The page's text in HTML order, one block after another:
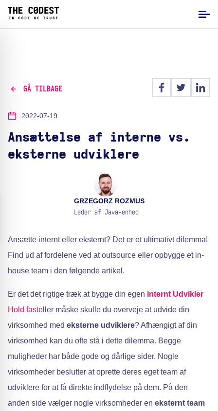
GÅ TILBAGE
2022-07-19
Ansættelse af interne vs.
eksterne udviklere
GRZEGORZ ROZMUS
Leder af Java-enhed
Ansætte internt eller eksternt? Det er et ultimativt dilemma!
Find ud af fordelene ved at outsource eller opbygge et in-
house team i den følgende artikel.
Er det det rigtige træk at bygge din egen internt Udvikler
Hold fasteller måske skulle du overveje at udvide din
virksomhed med eksterne udviklere? Afhængigt af din
virksomhed kan du ofte stå i dette dilemma. Begge
muligheder har både gode og dårlige sider. Nogle
virksomheder beslutter at oprette deres eget team af
udviklere for at få direkte indflydelse på dem. På den
anden side vælger nogle virksomheder en eksternt team